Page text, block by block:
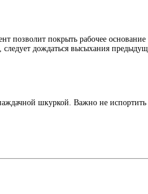
позволит покрыть рабочее основание
дождаться высыхания
шкуркой. Важно не